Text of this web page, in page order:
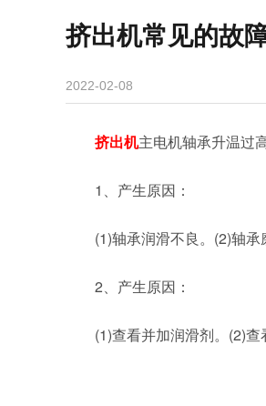
挤出机常见的故
2022-02-08
挤出机主电机轴承升温过
1、产生原因：
(1)轴承润滑不良。(2)轴承
2、产生原因：
(1)查看并加润滑剂。(2)查